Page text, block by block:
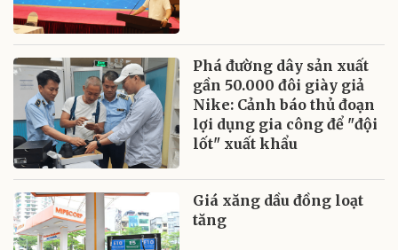
Phá đường dây sản xuất
gần 50.000 đôi giày giả
Nike: Cảnh báo thủ đoạn
lợi dụng gia công để "đội
lốt" xuất khẩu
Giá xăng dầu đồng loạt
tăng